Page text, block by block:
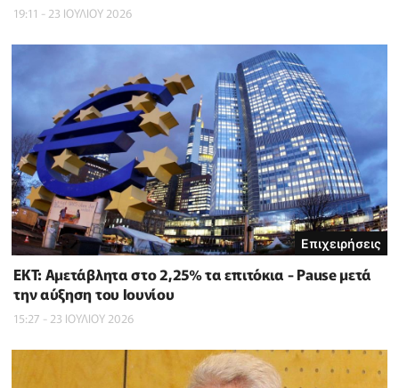
19:11 - 23 ΙΟΥΛΙΟΥ 2026
Επιχειρήσεις
ΕΚΤ: Αμετάβλητα στο 2,25% τα επιτόκια - Pause μετά
την αύξηση του Ιουνίου
15:27 - 23 ΙΟΥΛΙΟΥ 2026